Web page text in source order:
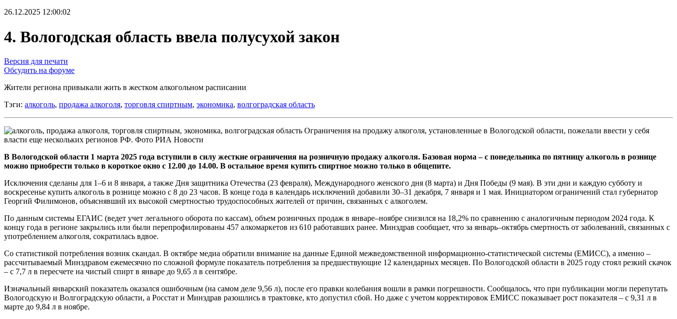
26.12.2025 12:00:02
4. Вологодская область ввела полусухой закон
Версия для печати
Обсудить на форуме
Жители региона привыкали жить в жестком алкогольном расписании
Тэги: алкоголь, продажа алкоголя, торговля спиртным, экономика, волгоградская область
Ограничения на продажу алкоголя, установленные в Вологодской области, пожелали ввести у себя
власти еще нескольких регионов РФ. Фото РИА Новости
В Вологодской области 1 марта 2025 года вступили в силу жесткие ограничения на розничную продажу алкоголя. Базовая норма – с понедельника по пятницу алкоголь в рознице
можно приобрести только в короткое окно с 12.00 до 14.00. В остальное время купить спиртное можно только в общепите.
Исключения сделаны для 1–6 и 8 января, а также Дня защитника Отечества (23 февраля), Международного женского дня (8 марта) и Дня Победы (9 мая). В эти дни и каждую субботу и
воскресенье купить алкоголь в рознице можно с 8 до 23 часов. В конце года в календарь исключений добавили 30–31 декабря, 7 января и 1 мая. Инициатором ограничений стал губернатор
Георгий Филимонов, объяснявший их высокой смертностью трудоспособных жителей от причин, связанных с алкоголем.
По данным системы ЕГАИС (ведет учет легального оборота по кассам), объем розничных продаж в январе–ноябре снизился на 18,2% по сравнению с аналогичным периодом 2024 года. К
концу года в регионе закрылись или были перепрофилированы 457 алкомаркетов из 610 работавших ранее. Минздрав сообщает, что за январь–октябрь смертность от заболеваний, связанных с
употреблением алкоголя, сократилась вдвое.
Со статистикой потребления возник скандал. В октябре медиа обратили внимание на данные Единой межведомственной информационно-статистической системы (ЕМИСС), а именно –
рассчитываемый Минздравом ежемесячно по сложной формуле показатель потребления за предшествующие 12 календарных месяцев. По Вологодской области в 2025 году стоял резкий скачок
– с 7,7 л в пересчете на чистый спирт в январе до 9,65 л в сентябре.
Изначальный январский показатель оказался ошибочным (на самом деле 9,56 л), после его правки колебания вошли в рамки погрешности. Сообщалось, что при публикации могли перепутать
Вологодскую и Волгоградскую области, а Росстат и Минздрав разошлись в трактовке, кто допустил сбой. Но даже с учетом корректировок ЕМИСС показывает рост показателя – с 9,31 л в
марте до 9,84 л в ноябре.